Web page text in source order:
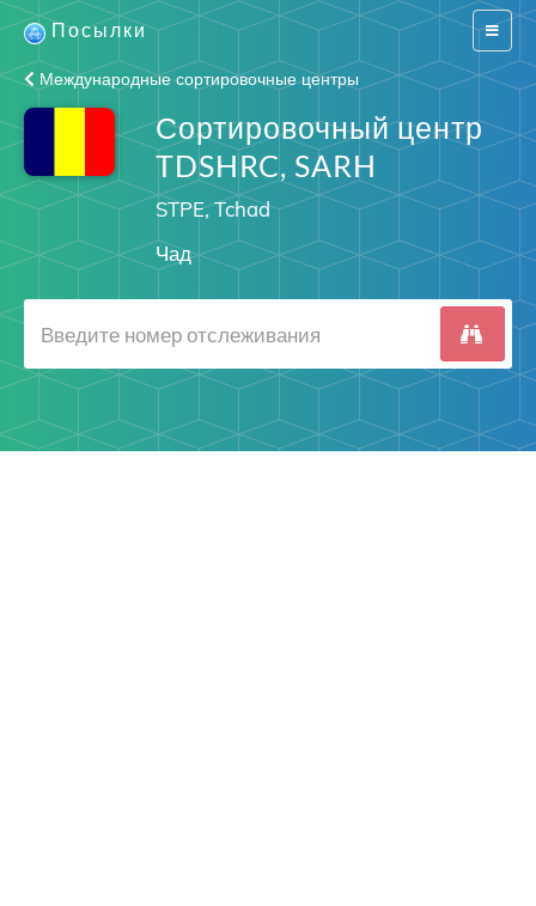
Switch
Посылки
Международные сортировочные центры
Сортировочный центр
TDSHRC, SARH
STPE, Tchad
Чад